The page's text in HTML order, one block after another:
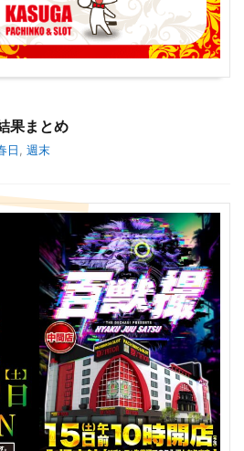
果まとめ
日, 週末